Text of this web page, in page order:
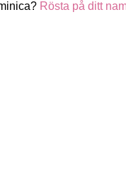
Rösta på ditt